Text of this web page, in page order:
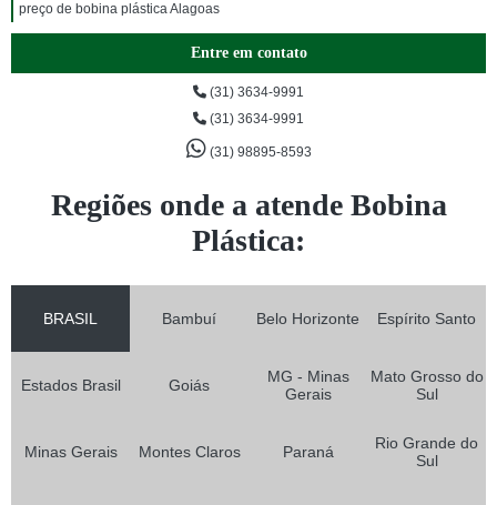
preço de bobina plástica Alagoas
Entre em contato
(31) 3634-9991
(31) 3634-9991
(31) 98895-8593
Regiões onde a atende Bobina
Plástica:
BRASIL Bambuí Belo Horizonte Espírito Santo
Estados Brasil Goiás
MG - Minas
Gerais
Mato Grosso do
Sul
Minas Gerais Montes Claros Paraná
Rio Grande do
Sul